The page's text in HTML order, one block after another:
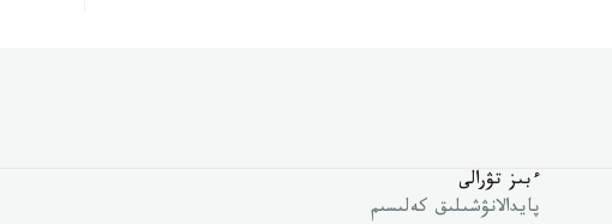
ءبىز تۋرالى
پايدالانۋشىلىق كەلىسىم